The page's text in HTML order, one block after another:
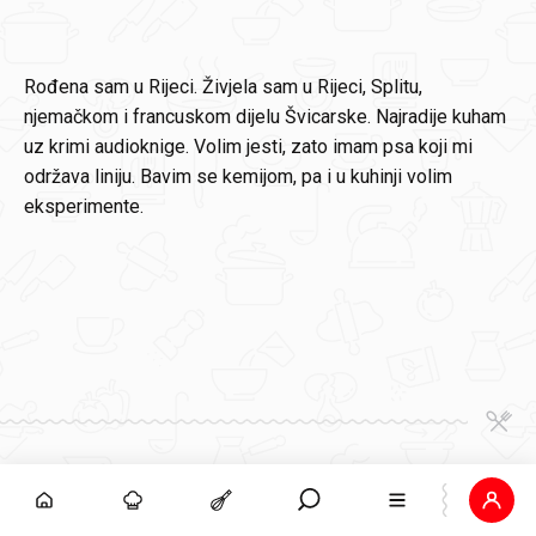
Rođena sam u Rijeci. Živjela sam u Rijeci, Splitu,
njemačkom i francuskom dijelu Švicarske. Najradije kuham
uz krimi audioknige. Volim jesti, zato imam psa koji mi
održava liniju. Bavim se kemijom, pa i u kuhinji volim
eksperimente.